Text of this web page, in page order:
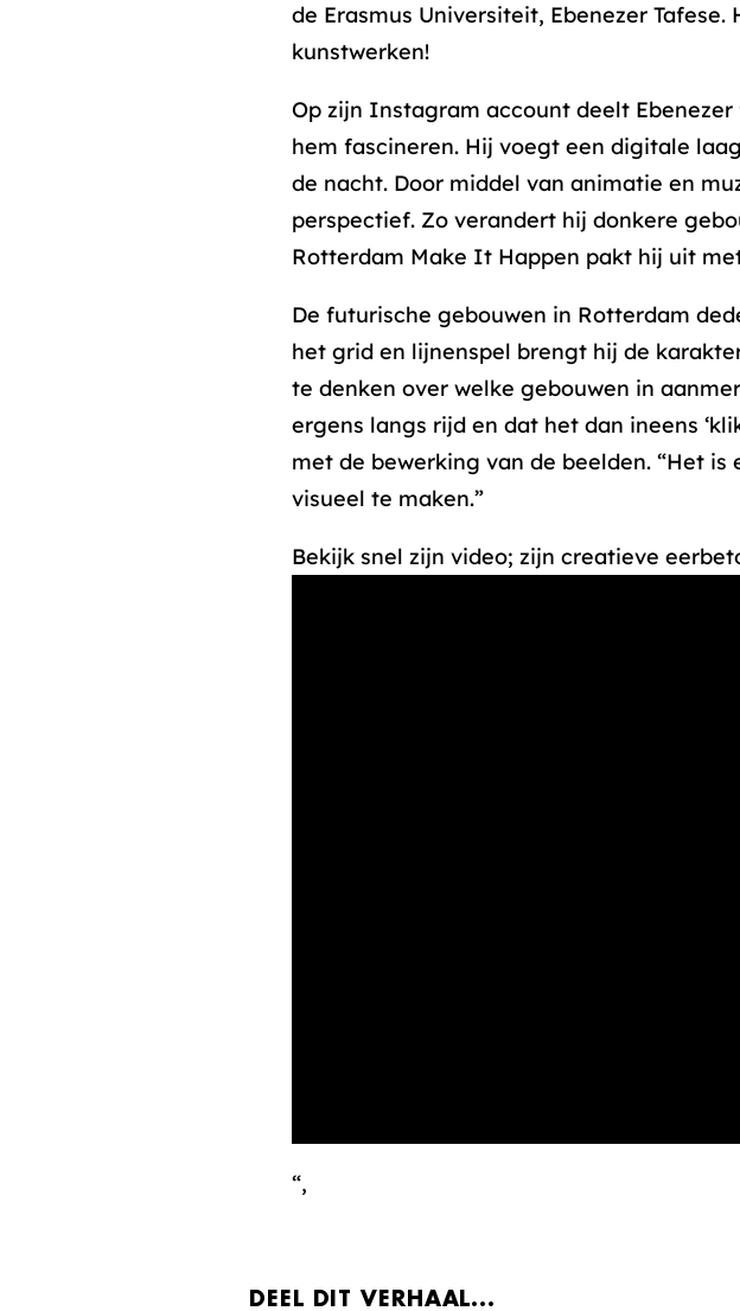
de Erasmus Universiteit, Ebenezer
kunstwerken!
Op zijn Instagram account deelt Ebenezer
hem fascineren. Hij voegt een digitale
de nacht. Door middel van animatie en
perspectief. Zo verandert hij donkere
Rotterdam Make It Happen pakt hij uit
De futurische gebouwen in Rotterdam
het grid en lijnenspel brengt hij de
te denken over welke gebouwen in
ergens langs rijd en dat het dan ineens
met de bewerking van de beelden. “Het
visueel te maken.”
Bekijk snel zijn video; zijn creatieve
“,
DEEL DIT VERHAAL...